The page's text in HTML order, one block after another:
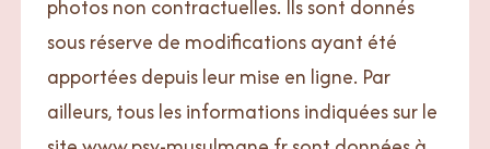
photos non contractuelles. Ils sont donnés
sous réserve de modifications ayant été
apportées depuis leur mise en ligne. Par
ailleurs, tous les informations indiquées sur le